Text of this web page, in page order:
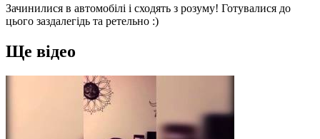
Зачинилися в автомобілі і сходять з розуму! Готувалися до
цього заздалегідь та ретельно :)
Ще відео